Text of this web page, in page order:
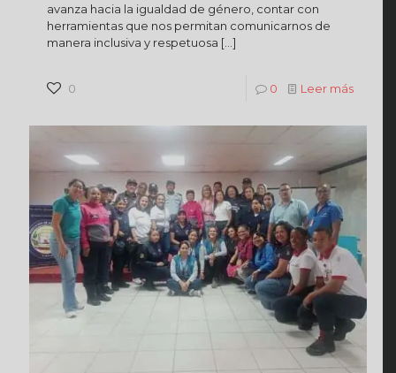
avanza hacia la igualdad de género, contar con
herramientas que nos permitan comunicarnos de
manera inclusiva y respetuosa […]
0 0 Leer más